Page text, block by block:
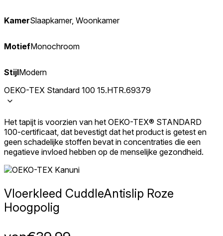
KamerSlaapkamer, Woonkamer
MotiefMonochroom
StijlModern
OEKO-TEX Standard 100 15.HTR.69379
Het tapijt is voorzien van het OEKO-TEX® STANDARD
100-certificaat, dat bevestigt dat het product is getest en
geen schadelijke stoffen bevat in concentraties die een
negatieve invloed hebben op de menselijke gezondheid.
Vloerkleed CuddleAntislip Roze
Hoogpolig